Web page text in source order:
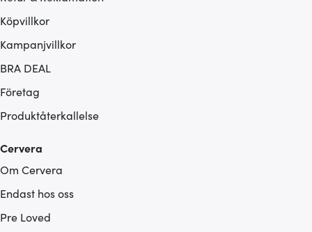
Köpvillkor
Kampanjvillkor
BRA DEAL
Företag
Produktåterkallelse
Cervera
Om Cervera
Endast hos oss
Pre Loved